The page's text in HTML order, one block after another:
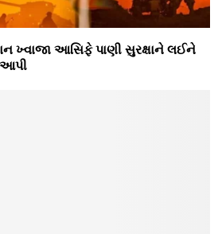
ખ્‍વાજા આસિફે પાણી સુરક્ષાને લઈને
આપી